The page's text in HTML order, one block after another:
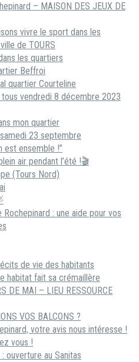
– MAISON DES JEUX DE
vivre le sport dans les
de TOURS
les quartiers
Beffroi
quartier Courteline
vendredi 8 décembre 2023
mon quartier
23 septembre
est ensemble !”
air pendant l’été !🎬
(Tours Nord)
: une aide pour vos
de vie des habitants
habitat fait sa crémaillère
DE MAI – LIEU RESSOURCE
VOS BALCONS ?
votre avis nous intéresse !
vous !
ouverture au Sanitas